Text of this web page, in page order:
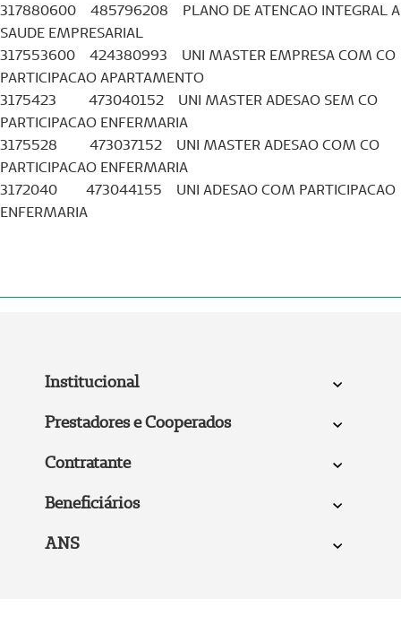
317880600 485796208 PLANO DE ATENCAO INTEGRAL A
SAUDE EMPRESARIAL
317553600 424380993 UNI MASTER EMPRESA COM CO
PARTICIPACAO APARTAMENTO
3175423 473040152 UNI MASTER ADESAO SEM CO
PARTICIPACAO ENFERMARIA
3175528 473037152 UNI MASTER ADESAO COM CO
PARTICIPACAO ENFERMARIA
3172040 473044155 UNI ADESAO COM PARTICIPACAO
ENFERMARIA
Institucional
Prestadores e Cooperados
Contratante
Beneficiários
ANS